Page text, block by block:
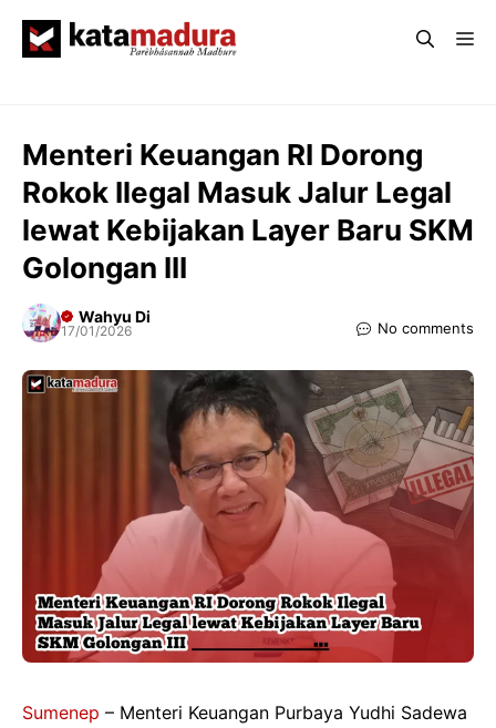
Menteri Keuangan RI Dorong
Rokok Ilegal Masuk Jalur Legal
lewat Kebijakan Layer Baru SKM
Golongan III
Wahyu Di
17/01/2026 No comments
Sumenep – Menteri Keuangan Purbaya Yudhi Sadewa